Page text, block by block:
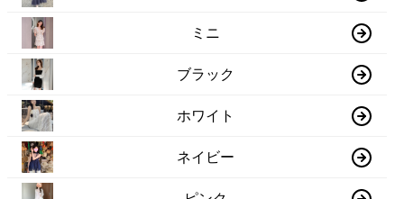
ミニ
ブラック
ホワイト
ネイビー